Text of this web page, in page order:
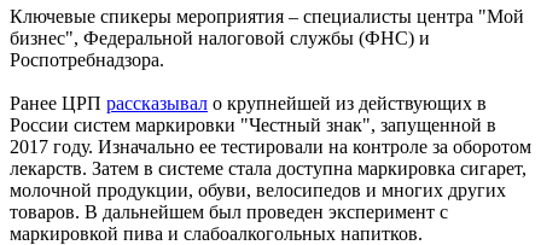
Ключевые спикеры мероприятия – специалисты центра "Мой
бизнес", Федеральной налоговой службы (ФНС) и
Роспотребнадзора.
Ранее ЦРП рассказывал о крупнейшей из действующих в
России систем маркировки "Честный знак", запущенной в
2017 году. Изначально ее тестировали на контроле за оборотом
лекарств. Затем в системе стала доступна маркировка сигарет,
молочной продукции, обуви, велосипедов и многих других
товаров. В дальнейшем был проведен эксперимент с
маркировкой пива и слабоалкогольных напитков.